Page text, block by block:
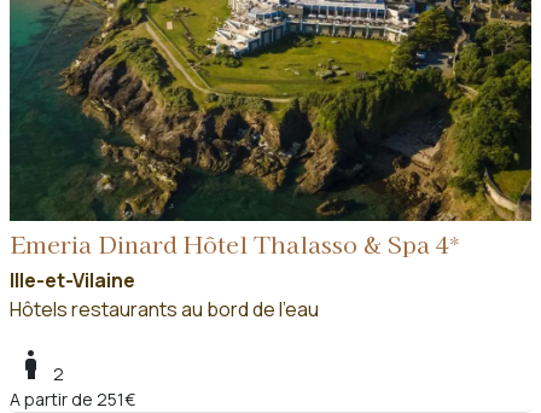
Emeria Dinard Hôtel Thalasso & Spa 4*
Ille-et-Vilaine
Hôtels restaurants au bord de l'eau
boy
2
A partir de 251€